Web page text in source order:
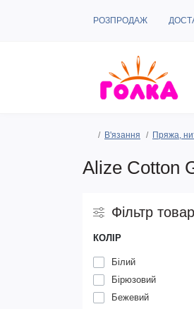
РОЗПРОДАЖ
В'язання Пряжа,
Alize Cotton
Фільтр
КОЛІР
Білий
Бірюзовий
Бежевий